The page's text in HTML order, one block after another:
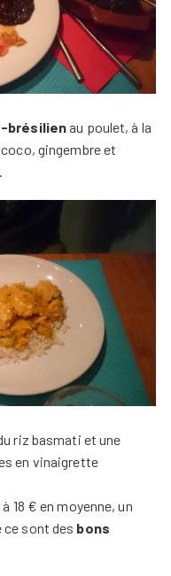
brésilien au poulet, à la
gingembre et
riz basmati et une
en vinaigrette
18 € en moyenne, un
ce sont des bons